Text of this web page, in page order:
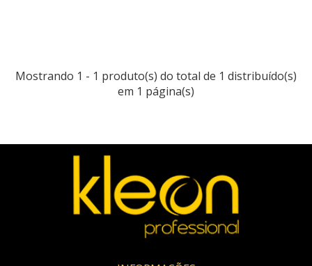
Mostrando 1 - 1 produto(s) do total de 1 distribuído(s)
em 1 página(s)